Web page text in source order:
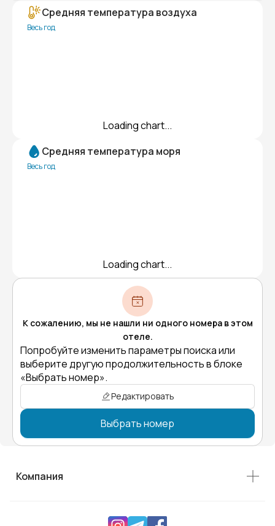
Средняя температура воздуха
Весь год
Loading chart...
Средняя температура моря
Весь год
Loading chart...
К сожалению, мы не нашли ни одного номера в этом
отеле.
Попробуйте изменить параметры поиска или
выберите другую продолжительность в блоке
«Выбрать номер».
Редактировать
Выбрать номер
Компания